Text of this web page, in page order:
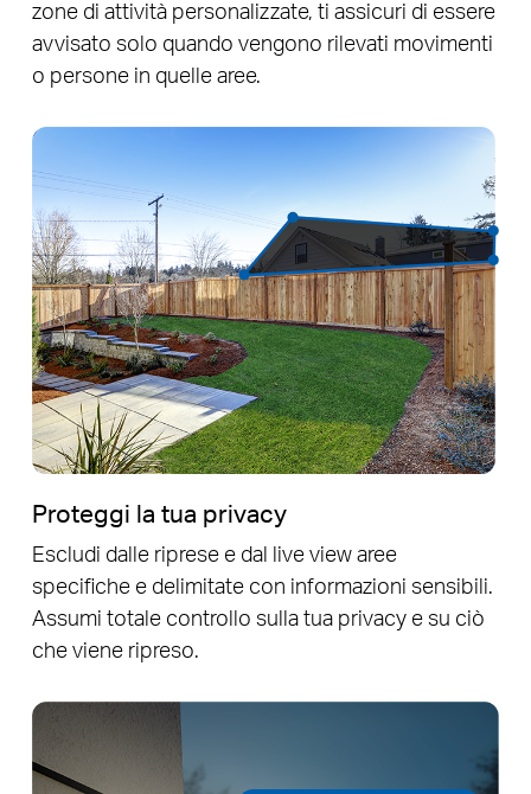
zone di attività personalizzate, ti assicuri di essere
avvisato solo quando vengono rilevati movimenti
o persone in quelle aree.
Proteggi la tua privacy
Escludi dalle riprese e dal live view aree
specifiche e delimitate con informazioni sensibili.
Assumi totale controllo sulla tua privacy e su ciò
che viene ripreso.